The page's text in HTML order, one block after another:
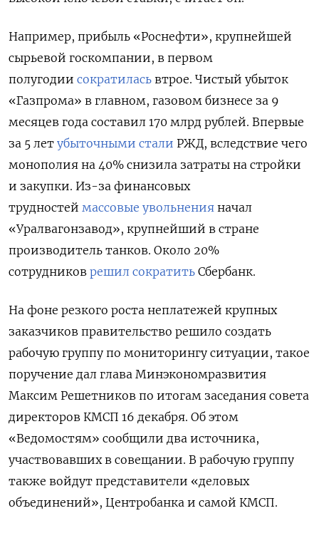
Например, прибыль «Роснефти», крупнейшей
сырьевой госкомпании, в первом
полугодии сократилась втрое. Чистый убыток
«Газпрома» в главном, газовом бизнесе за 9
месяцев года составил 170 млрд рублей. Впервые
за 5 лет убыточными стали РЖД, вследствие чего
монополия на 40% снизила затраты на стройки
и закупки. Из-за финансовых
трудностей массовые увольнения начал
«Уралвагонзавод», крупнейший в стране
производитель танков. Около 20%
сотрудников решил сократить Сбербанк.
На фоне резкого роста неплатежей крупных
заказчиков правительство решило создать
рабочую группу по мониторингу ситуации, такое
поручение дал глава Минэкономразвития
Максим Решетников по итогам заседания совета
директоров КМСП 16 декабря. Об этом
«Ведомостям» сообщили два источника,
участвовавших в совещании. В рабочую группу
также войдут представители «деловых
объединений», Центробанка и самой КМСП.